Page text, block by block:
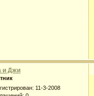
и Джи
: 11-3-2008